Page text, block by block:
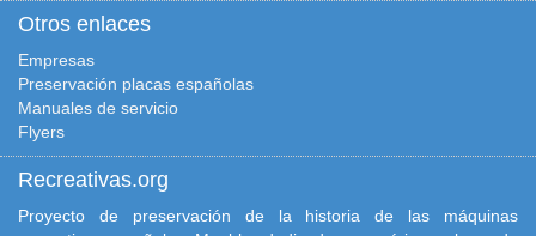
Otros enlaces
Empresas
Preservación placas españolas
Manuales de servicio
Flyers
Recreativas.org
Proyecto de preservación de la historia de las máquinas